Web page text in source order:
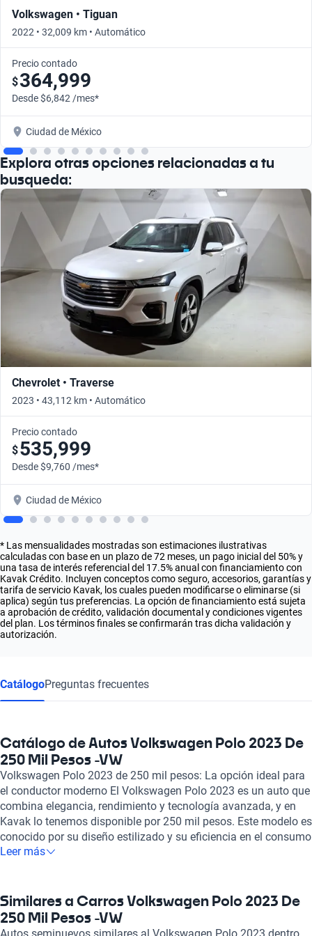
Volkswagen • Tiguan
2022 • 32,009 km • Automático
Precio contado
$364,999
Desde $6,842 /mes*
Ciudad de México
Explora otras opciones relacionadas a tu
busqueda:
Chevrolet • Traverse
2023 • 43,112 km • Automático
Precio contado
$535,999
Desde $9,760 /mes*
Ciudad de México
* Las mensualidades mostradas son estimaciones ilustrativas
calculadas con base en un plazo de 72 meses, un pago inicial del 50% y
una tasa de interés referencial del 17.5% anual con financiamiento con
Kavak Crédito. Incluyen conceptos como seguro, accesorios, garantías y
tarifa de servicio Kavak, los cuales pueden modificarse o eliminarse (si
aplica) según tus preferencias. La opción de financiamiento está sujeta
a aprobación de crédito, validación documental y condiciones vigentes
del plan. Los términos finales se confirmarán tras dicha validación y
autorización.
CatálogoPreguntas frecuentes
Catálogo de Autos Volkswagen Polo 2023 De
250 Mil Pesos -VW
Volkswagen Polo 2023 de 250 mil pesos: La opción ideal para
el conductor moderno El Volkswagen Polo 2023 es un auto que
combina elegancia, rendimiento y tecnología avanzada, y en
Kavak lo tenemos disponible por 250 mil pesos. Este modelo es
conocido por su diseño estilizado y su eficiencia en el consumo
de combustible, convirtiéndolo en la elección perfecta para
que ofrece una experiencia de manejo dinámica, perfecta tanto
para la ciudad como para viajes más largos. Además, su
interior espacioso está equipado con tecnología de punta, que
Leer más
Similares a Carros Volkswagen Polo 2023 De
250 Mil Pesos -VW